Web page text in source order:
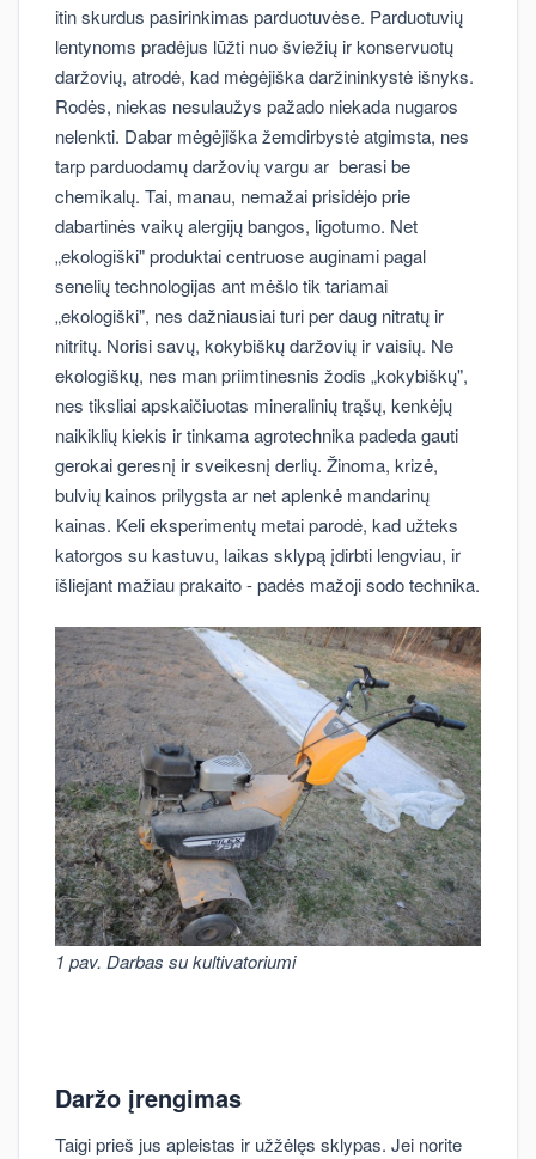
itin skurdus pasirinkimas parduotuvėse. Parduotuvių
lentynoms pradėjus lūžti nuo šviežių ir konservuotų
daržovių, atrodė, kad mėgėjiška daržininkystė išnyks.
Rodės, niekas nesulaužys pažado niekada nugaros
nelenkti. Dabar mėgėjiška žemdirbystė atgimsta, nes
tarp parduodamų daržovių vargu ar berasi be
chemikalų. Tai, manau, nemažai prisidėjo prie
dabartinės vaikų alergijų bangos, ligotumo. Net
„ekologiški" produktai centruose auginami pagal
senelių technologijas ant mėšlo tik tariamai
„ekologiški", nes dažniausiai turi per daug nitratų ir
nitritų. Norisi savų, kokybiškų daržovių ir vaisių. Ne
ekologiškų, nes man priimtinesnis žodis „kokybiškų",
nes tiksliai apskaičiuotas mineralinių trąšų, kenkėjų
naikiklių kiekis ir tinkama agrotechnika padeda gauti
gerokai geresnį ir sveikesnį derlių. Žinoma, krizė,
bulvių kainos prilygsta ar net aplenkė mandarinų
kainas. Keli eksperimentų metai parodė, kad užteks
katorgos su kastuvu, laikas sklypą įdirbti lengviau, ir
išliejant mažiau prakaito - padės mažoji sodo technika.
1 pav. Darbas su kultivatoriumi
Daržo įrengimas
Taigi prieš jus apleistas ir užžėlęs sklypas. Jei norite